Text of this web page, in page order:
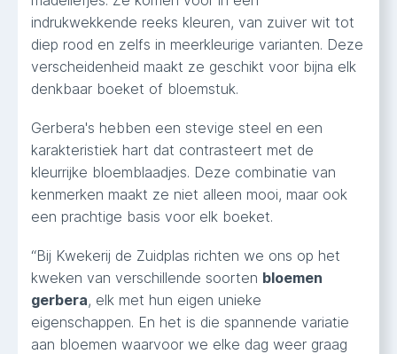
indrukwekkende reeks kleuren, van zuiver wit tot
diep rood en zelfs in meerkleurige varianten. Deze
verscheidenheid maakt ze geschikt voor bijna elk
denkbaar boeket of bloemstuk.
Gerbera's hebben een stevige steel en een
karakteristiek hart dat contrasteert met de
kleurrijke bloemblaadjes. Deze combinatie van
kenmerken maakt ze niet alleen mooi, maar ook
een prachtige basis voor elk boeket.
“Bij Kwekerij de Zuidplas richten we ons op het
kweken van verschillende soorten bloemen
gerbera, elk met hun eigen unieke
eigenschappen. En het is die spannende variatie
aan bloemen waarvoor we elke dag weer graag